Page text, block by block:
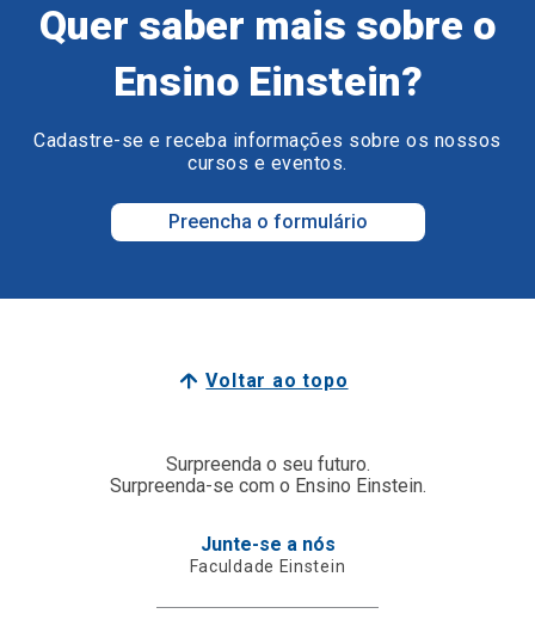
Quer saber mais sobre o
Ensino Einstein?
Cadastre-se e receba informações sobre os nossos
cursos e eventos.
Preencha o formulário
Voltar ao topo
Surpreenda o seu futuro.
Surpreenda-se com o Ensino Einstein.
Junte-se a nós
Faculdade Einstein